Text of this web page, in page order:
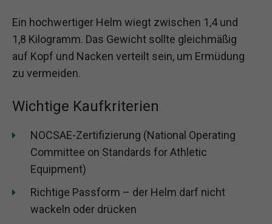
Ein hochwertiger Helm wiegt zwischen 1,4 und
1,8 Kilogramm. Das Gewicht sollte gleichmäßig
auf Kopf und Nacken verteilt sein, um Ermüdung
zu vermeiden.
Wichtige Kaufkriterien
NOCSAE-Zertifizierung (National Operating
Committee on Standards for Athletic
Equipment)
Richtige Passform – der Helm darf nicht
wackeln oder drücken